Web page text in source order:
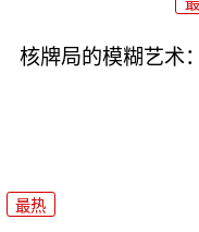
核牌局的模糊艺术
最热